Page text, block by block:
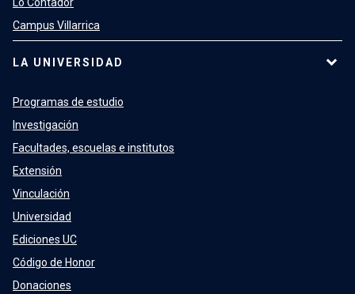
Campus Villarrica
LA UNIVERSIDAD
Programas de estudio
Investigación
Facultades, escuelas e institutos
Extensión
Vinculación
Universidad
Ediciones UC
Código de Honor
Donaciones